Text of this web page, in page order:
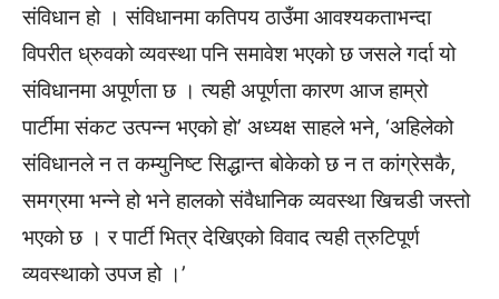
संविधान हो । संविधानमा कतिपय ठाउँमा आवश्यकताभन्दा
विपरीत ध्रुवको व्यवस्था पनि समावेश भएको छ जसले गर्दा यो
संविधानमा अपूर्णता छ । त्यही अपूर्णता कारण आज हाम्रो
पार्टीमा संकट उत्पन्न भएको हो’ अध्यक्ष साहले भने, ‘अहिलेको
संविधानले न त कम्युनिष्ट सिद्धान्त बोकेको छ न त कांग्रेसकै,
समग्रमा भन्ने हो भने हालको संवैधानिक व्यवस्था खिचडी जस्तो
भएको छ । र पार्टी भित्र देखिएको विवाद त्यही त्रुटिपूर्ण
व्यवस्थाको उपज हो ।’